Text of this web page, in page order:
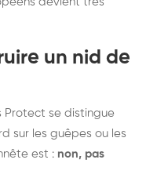
un nid de
Protect se distingue
sur les guêpes ou les
est : non, pas